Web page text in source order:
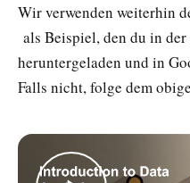
Wir verwenden weiterhin
als Beispiel, den du in
heruntergeladen und in
Falls nicht, folge dem